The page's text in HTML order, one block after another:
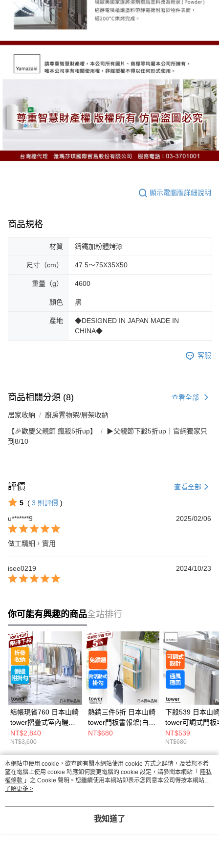
顯示電腦版詳細說明
商品規格
材質 鑄鐵加粉體烤漆
尺寸（cm） 47.5～75X35X50
重量（g） 4600
顏色 黑
產地
◆DESIGNED IN JAPAN MADE IN
CHINA◆
客服
商品相關分類 (8) 查看全部
居家收納 廚房置物架/層架收納
【🎉歡慶父親節 瘋殺5折up】
▶父親節下殺5折up｜官網獨家只
到8/10
評價 查看全部
5 ( 3 則評價 )
u*******9
2025/02/06
做工精細，實用
isee0219 2024/10/23
你可能有興趣的商品全站排行
結帳現省760 日本山崎
tower摺疊式室內曬衣
架(白)/掛衣架/室內曬
衣架/居家用品
NT$2,840
NT$3,600
熱銷三件5折 日本山崎
tower門板書報架(白)/
門板架/書架/門後收納
NT$680
下殺539 日本山
tower可調式門板
架(白)/門板架/毛
架/門板收納
NT$539
NT$680
熱門標籤
本網站中使用 cookie，欲查詢有關本網站使用 cookie 方式之詳情，及若您不希
望在電腦上使用 cookie 時應如何變更電腦的 cookie 設定，請參閱本網站「 隱私
權條款 」之 Cookie 聲明。您繼續使用本網站即表示您同意本公司得按本網站使
用條款之 Cookie 聲明使用 cookie。
了解更多 >
我知道了